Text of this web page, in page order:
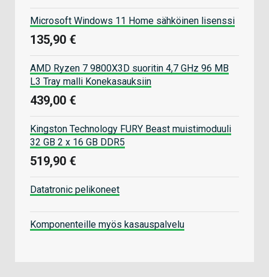
Microsoft Windows 11 Home sähköinen lisenssi
135,90 €
AMD Ryzen 7 9800X3D suoritin 4,7 GHz 96 MB
L3 Tray malli Konekasauksiin
439,00 €
Kingston Technology FURY Beast muistimoduuli
32 GB 2 x 16 GB DDR5
519,90 €
Datatronic pelikoneet
Komponenteille myös kasauspalvelu